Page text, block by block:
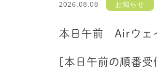
2026.08.08 お知らせ
本日午前 Airウェ
[本日午前の順番受